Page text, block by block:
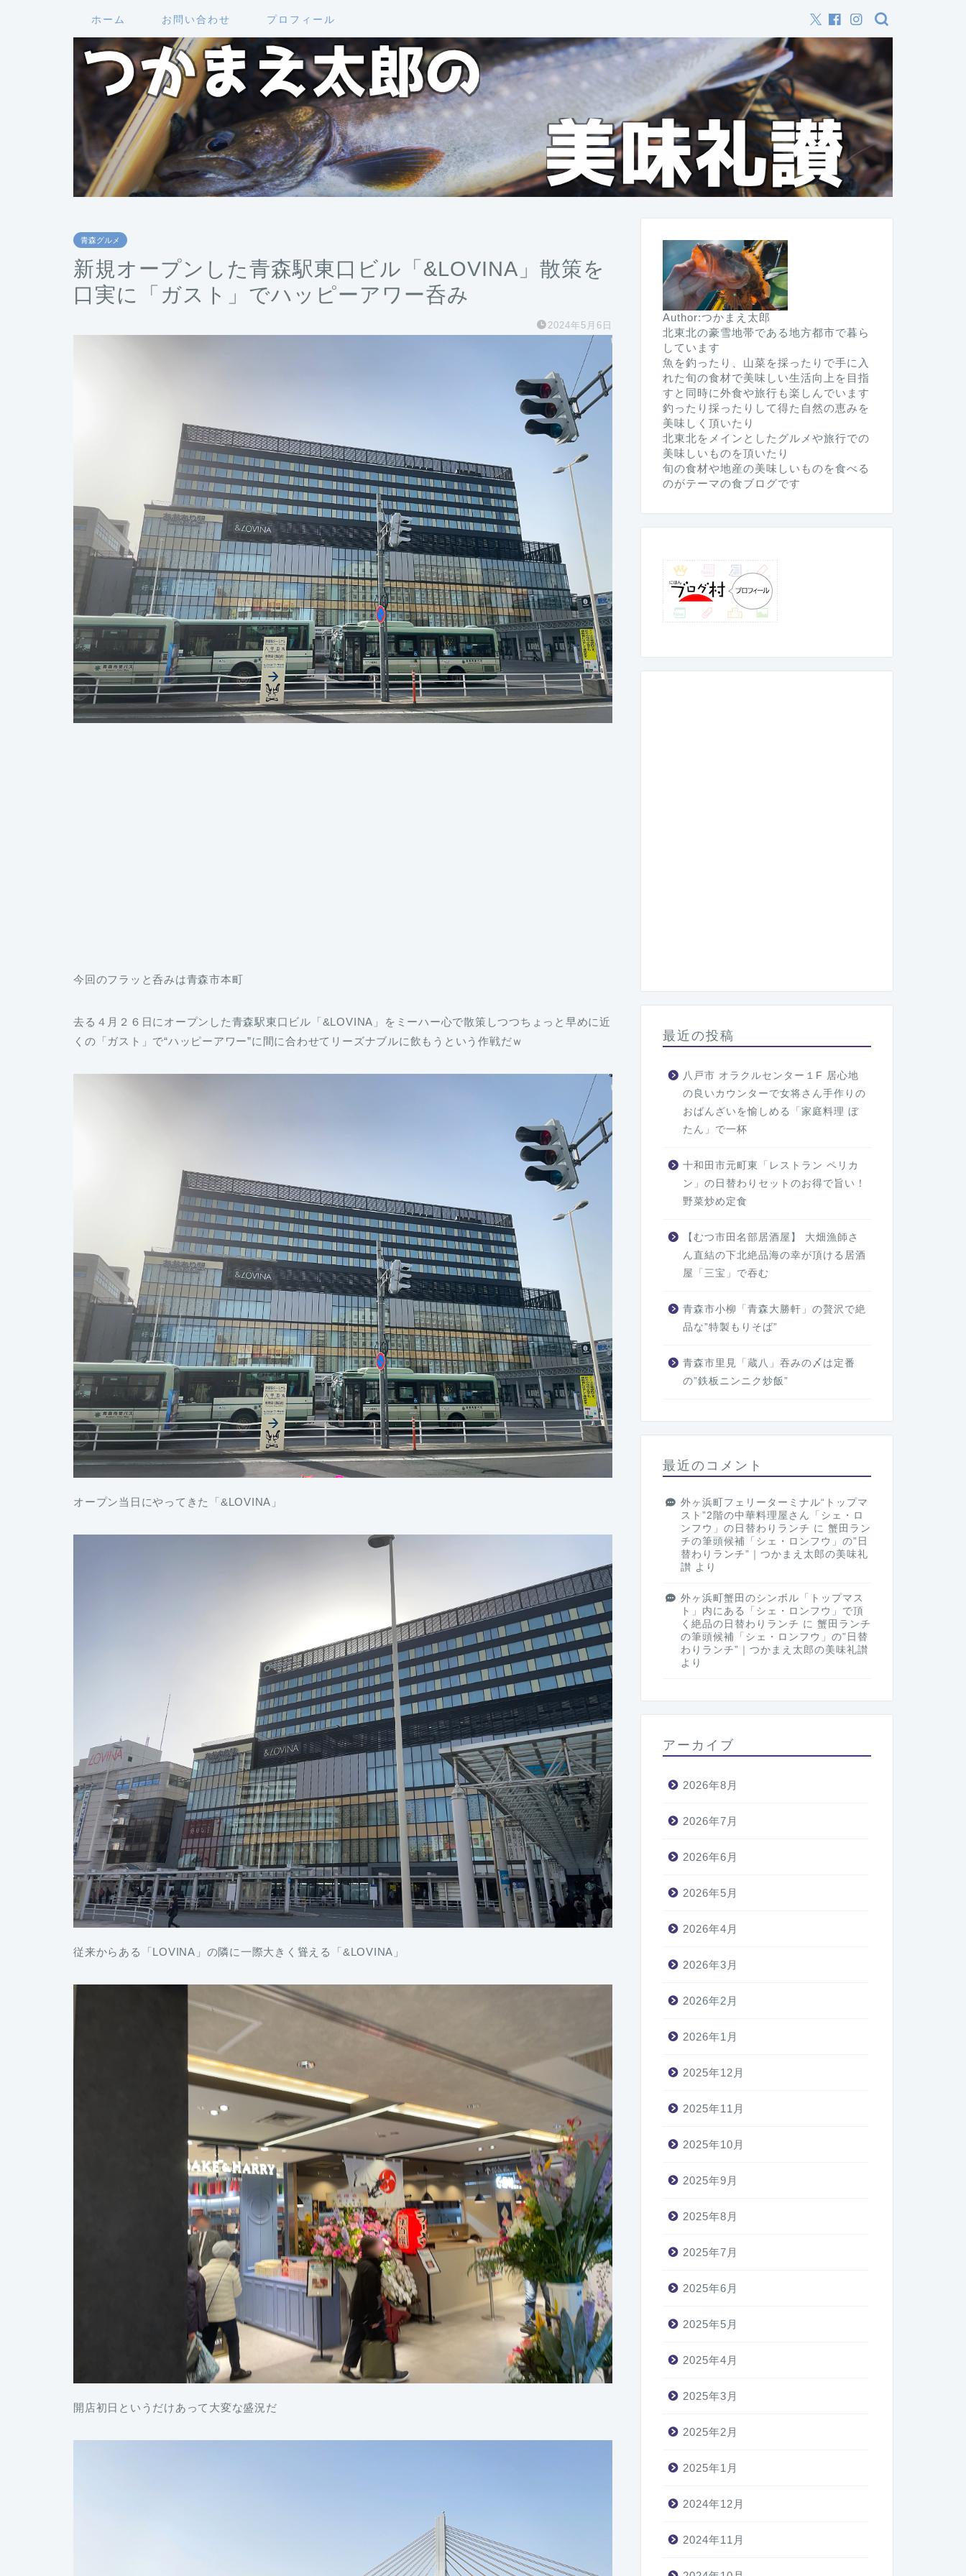
ホーム お問い合わせ プロフィール
青森グルメ
新規オープンした青森駅東口ビル「&LOVINA」散策を
口実に「ガスト」でハッピーアワー呑み
2024年5月6日
今回のフラッと呑みは青森市本町
去る４月２６日にオープンした青森駅東口ビル「&LOVINA」をミーハー心で散策しつつちょっと早めに近
くの「ガスト」で“ハッピーアワー”に間に合わせてリーズナブルに飲もうという作戦だｗ
オープン当日にやってきた「&LOVINA」
従来からある「LOVINA」の隣に一際大きく聳える「&LOVINA」
開店初日というだけあって大変な盛況だ
Author:つかまえ太郎
北東北の豪雪地帯である地方都市で暮ら
しています
魚を釣ったり、山菜を採ったりで手に入
れた旬の食材で美味しい生活向上を目指
すと同時に外食や旅行も楽しんでいます
釣ったり採ったりして得た自然の恵みを
美味しく頂いたり
北東北をメインとしたグルメや旅行での
美味しいものを頂いたり
旬の食材や地産の美味しいものを食べる
のがテーマの食ブログです
最近の投稿
八戸市 オラクルセンター１F 居心地
の良いカウンターで女将さん手作りの
おばんざいを愉しめる「家庭料理 ぼ
たん」で一杯
十和田市元町東「レストラン ペリカ
ン」の日替わりセットのお得で旨い！
野菜炒め定食
【むつ市田名部居酒屋】 大畑漁師さ
ん直結の下北絶品海の幸が頂ける居酒
屋「三宝」で吞む
青森市小柳「青森大勝軒」の贅沢で絶
品な”特製もりそば”
青森市里見「蔵八」吞みの〆は定番
の”鉄板ニンニク炒飯”
最近のコメント
外ヶ浜町フェリーターミナル“トップマ
スト”2階の中華料理屋さん「シェ・ロ
ンフウ」の日替わりランチ に 蟹田ラン
チの筆頭候補「シェ・ロンフウ」の”日
替わりランチ”｜つかまえ太郎の美味礼
讃 より
外ヶ浜町蟹田のシンボル「トップマス
ト」内にある「シェ・ロンフウ」で頂
く絶品の日替わりランチ に 蟹田ランチ
の筆頭候補「シェ・ロンフウ」の”日替
わりランチ”｜つかまえ太郎の美味礼讃
より
アーカイブ
2026年8月
2026年7月
2026年6月
2026年5月
2026年4月
2026年3月
2026年2月
2026年1月
2025年12月
2025年11月
2025年10月
2025年9月
2025年8月
2025年7月
2025年6月
2025年5月
2025年4月
2025年3月
2025年2月
2025年1月
2024年12月
2024年11月